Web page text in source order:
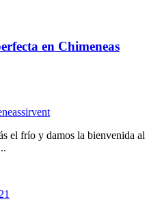
en Chimeneas
el frío y damos la bienvenida al